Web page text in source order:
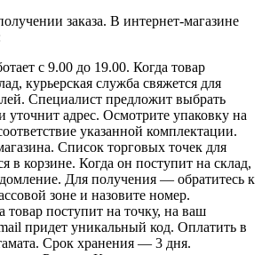
заказа. В интернет-магазине
с 9.00 до 19.00. Когда товар
курьерская служба свяжется для
Специалист предложит выбрать
уточнит адрес. Осмотрите упаковку на
указанной комплектации.
Список торговых точек для
в корзине. Когда он поступит на склад,
Для получения — обратитесь к
зоне и назовите номер.
товар поступит на точку, на ваш
придет уникальный код. Оплатить в
Срок хранения — 3 дня.